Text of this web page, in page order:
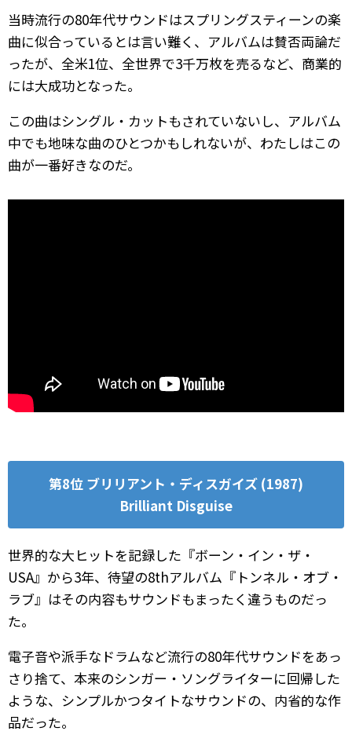
当時流行の80年代サウンドはスプリングスティーンの楽
曲に似合っているとは言い難く、アルバムは賛否両論だ
ったが、全米1位、全世界で3千万枚を売るなど、商業的
には大成功となった。
この曲はシングル・カットもされていないし、アルバム
中でも地味な曲のひとつかもしれないが、わたしはこの
曲が一番好きなのだ。
第8位 ブリリアント・ディスガイズ (1987)
Brilliant Disguise
世界的な大ヒットを記録した『ボーン・イン・ザ・
USA』から3年、待望の8thアルバム『トンネル・オブ・
ラブ』はその内容もサウンドもまったく違うものだっ
た。
電子音や派手なドラムなど流行の80年代サウンドをあっ
さり捨て、本来のシンガー・ソングライターに回帰した
ような、シンプルかつタイトなサウンドの、内省的な作
品だった。